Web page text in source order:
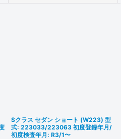
Sクラス セダン ショート (W223) 型
式: 223033/223063 初度登録年月/
初度検査年月: R3/1〜